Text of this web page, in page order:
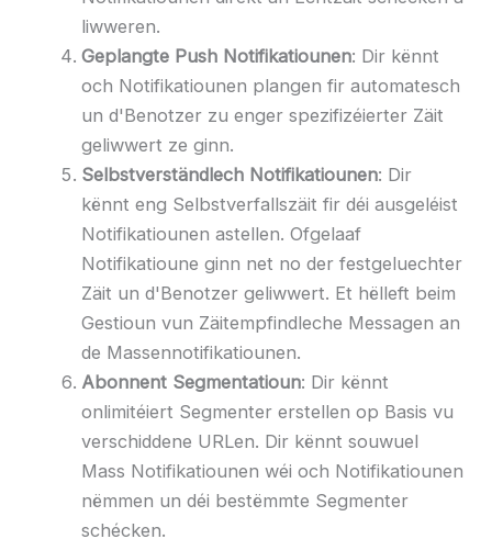
liwweren.
Geplangte Push Notifikatiounen: Dir kënnt
och Notifikatiounen plangen fir automatesch
un d'Benotzer zu enger spezifizéierter Zäit
geliwwert ze ginn.
Selbstverständlech Notifikatiounen: Dir
kënnt eng Selbstverfallszäit fir déi ausgeléist
Notifikatiounen astellen. Ofgelaaf
Notifikatioune ginn net no der festgeluechter
Zäit un d'Benotzer geliwwert. Et hëlleft beim
Gestioun vun Zäitempfindleche Messagen an
de Massennotifikatiounen.
Abonnent Segmentatioun: Dir kënnt
onlimitéiert Segmenter erstellen op Basis vu
verschiddene URLen. Dir kënnt souwuel
Mass Notifikatiounen wéi och Notifikatiounen
nëmmen un déi bestëmmte Segmenter
schécken.